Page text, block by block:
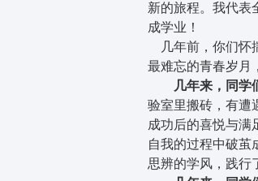
新的旅程。我代表
成学业！
几年前，你们怀
最难忘的青春岁月
几年来，同学们
验室里搬砖，有遭
成功后的喜悦与满
自我的过程中破茧
思辨的学风，践行